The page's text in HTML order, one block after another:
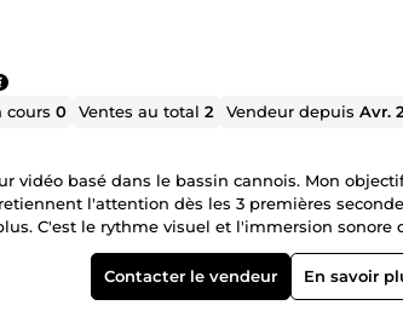
cours0 Ventes au total2 Vendeur depuisAvr.
vidéo basé dans le bassin cannois. Mon
l'attention dès les 3 premières
C'est le rythme visuel et l'immersion sonore
Dynamique : Optimisation de la rétention
à l'image. 🎙️ Génération Vocale IA (Botte
de bruitages et d'intonations humaines pour
Contacter le vendeur En savoir